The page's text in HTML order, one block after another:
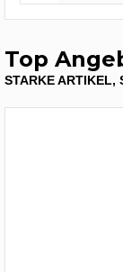
Top
STARKE ARTIKEL,